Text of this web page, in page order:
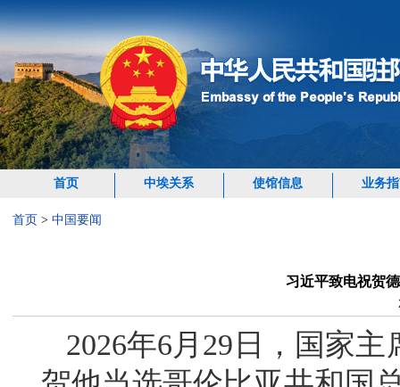
首页 中埃关系 使馆信息 业务
首页 > 中国要闻
习近平致电祝贺
2026年6月29日，国家